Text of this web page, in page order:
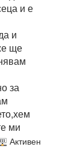
и е
и
ще
за
ми
Активен